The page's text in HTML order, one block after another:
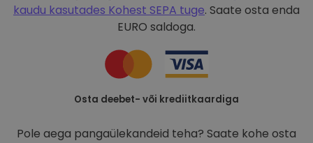
kaudu kasutades Kohest SEPA tuge. Saate osta enda
EURO saldoga.
Osta deebet- või krediitkaardiga
Pole aega pangaülekandeid teha? Saate kohe osta